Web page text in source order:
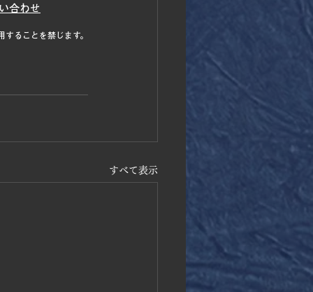
すべて表示
合わせ
ることを禁じます。